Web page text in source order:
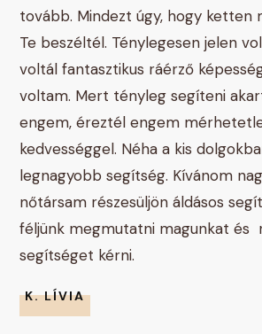
tovább. Mindezt úgy, hogy ketten
Te beszéltél. Ténylegesen jelen
voltál fantasztikus ráérző
voltam. Mert tényleg segíteni
engem, éreztél engem
kedvességgel. Néha a kis
legnagyobb segítség. Kívánom
nőtársam részesüljön áldásos
féljünk megmutatni magunkat és
segítséget kérni.
K. LÍVIA